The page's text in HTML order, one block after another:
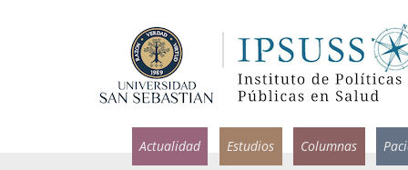
Actualidad Estudios Columnas